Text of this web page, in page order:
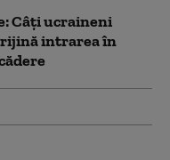
Câți ucraineni
intrarea în